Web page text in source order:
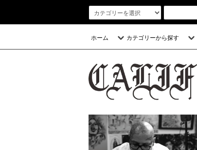
ホーム カテゴリーから探す